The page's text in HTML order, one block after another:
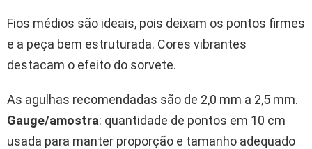
Fios médios são ideais, pois deixam os pontos firmes
e a peça bem estruturada. Cores vibrantes
destacam o efeito do sorvete.
As agulhas recomendadas são de 2,0 mm a 2,5 mm.
Gauge/amostra: quantidade de pontos em 10 cm
usada para manter proporção e tamanho adequado